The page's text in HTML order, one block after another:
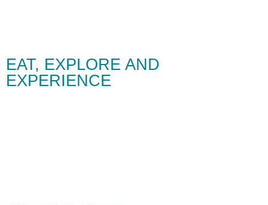
EAT, EXPLORE AND
EXPERIENCE